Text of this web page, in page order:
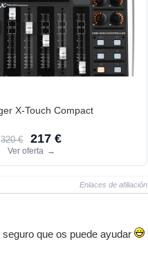
X-Touch Compact
320 € 217 €
Ver oferta →
Enlaces de afiliación
que os puede ayudar